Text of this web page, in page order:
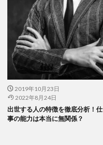
2019年10月23日
2022年8月24日
出世する人の特徴を徹底分析！仕
事の能力は本当に無関係？